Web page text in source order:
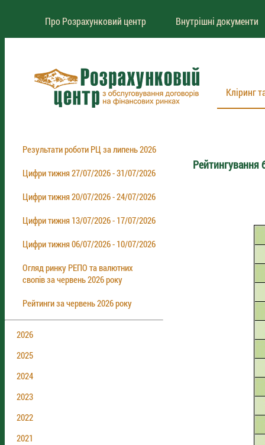
Про Розрахунковий центр Внутрішні документи
Кліринг
Результати роботи РЦ за липень 2026
Цифри тижня 27/07/2026 - 31/07/2026
Цифри тижня 20/07/2026 - 24/07/2026
Цифри тижня 13/07/2026 - 17/07/2026
Цифри тижня 06/07/2026 - 10/07/2026
Огляд ринку РЕПО та валютних
свопів за червень 2026 року
Рейтинги за червень 2026 року
2026
2025
2024
2023
2022
2021
Рейтингування